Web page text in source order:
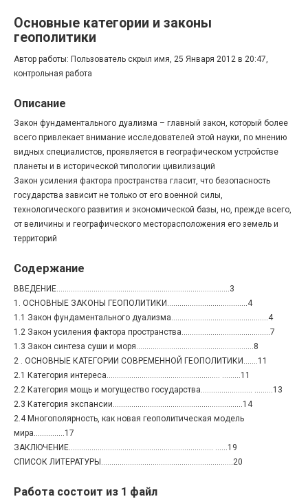
Основные категории и законы
геополитики
Автор работы: Пользователь скрыл имя, 25 Января 2012 в 20:47,
контрольная работа
Описание
Закон фундаментального дуализма – главный закон, который более
всего привлекает внимание исследователей этой науки, по мнению
видных специалистов, проявляется в географическом устройстве
планеты и в исторической типологии цивилизаций
Закон усиления фактора пространства гласит, что безопасность
государства зависит не только от его военной силы,
технологического развития и экономической базы, но, прежде всего,
от величины и географического месторасположения его земель и
территорий
Содержание
ВВЕДЕНИЕ…………………………………………………………………..…….3
1. ОСНОВНЫЕ ЗАКОНЫ ГЕОПОЛИТИКИ…………………………………4
1.1 Закон фундаментального дуализма…………………………………….….4
1.2 Закон усиления фактора пространства………………………………….…7
1.3 Закон синтеза суши и моря…………………………………………………8
2 . ОСНОВНЫЕ КАТЕГОРИИ СОВРЕМЕННОЙ ГЕОПОЛИТИКИ…….11
2.1 Категория интереса………………………………………………. ………11
2.2 Категория мощь и могущество государства……………………. ………13
2.3 Категория экспансии………………………………………………………14
2.4 Многополярность, как новая геополитическая модель
мира……………17
ЗАКЛЮЧЕНИЕ……………………………………………………………. ……19
СПИСОК ЛИТЕРАТУРЫ………………………………………………….……20
Работа состоит из 1 файл